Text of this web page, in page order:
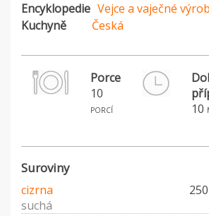
Encyklopedie Vejce a vaječné
Kuchyně
Česká
Porce
10
porcí
10
Suroviny
cizrna 250
suchá